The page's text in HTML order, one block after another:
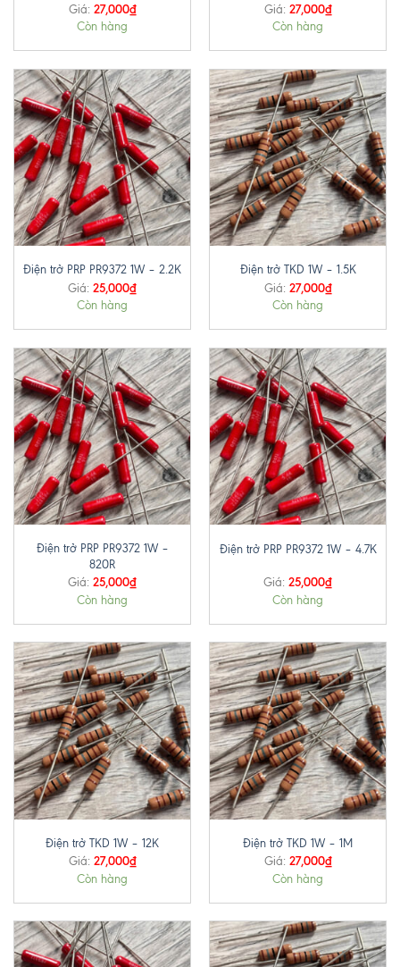
Giá: 27,000₫
Còn hàng
Giá: 27,000₫
Còn hàng
Điện trở PRP PR9372 1W – 2.2K
Giá: 25,000₫
Còn hàng
Điện trở TKD 1W – 1.5K
Giá: 27,000₫
Còn hàng
Điện trở PRP PR9372 1W –
820R
Giá: 25,000₫
Còn hàng
Điện trở PRP PR9372 1W – 4.7K
Giá: 25,000₫
Còn hàng
Điện trở TKD 1W – 12K
Giá: 27,000₫
Còn hàng
Điện trở TKD 1W – 1M
Giá: 27,000₫
Còn hàng